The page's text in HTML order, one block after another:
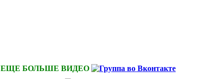
ЕЩЕ БОЛЬШЕ ВИДЕО